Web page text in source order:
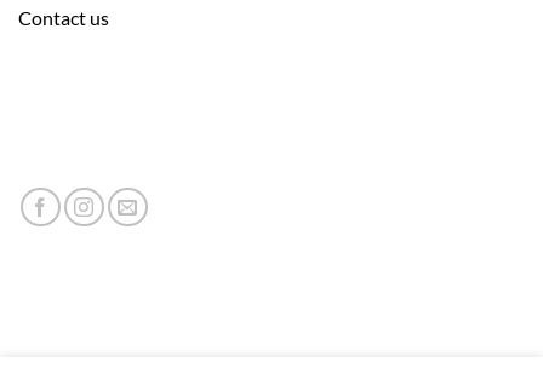
Contact us